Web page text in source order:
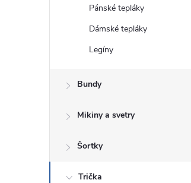
Pánské tepláky
Dámské tepláky
Legíny
Bundy
Mikiny a svetry
Šortky
Trička